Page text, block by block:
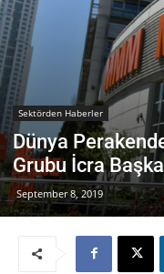
Sektörden Haberler
Dünya
Grubu İcra
September 8, 2019